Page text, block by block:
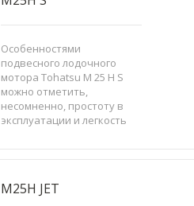
Особенностями
подвесного лодочного
мотора Tohatsu M 25 H S
можно отметить,
несомненно, простоту в
эксплуатации и легкость
M25H JET